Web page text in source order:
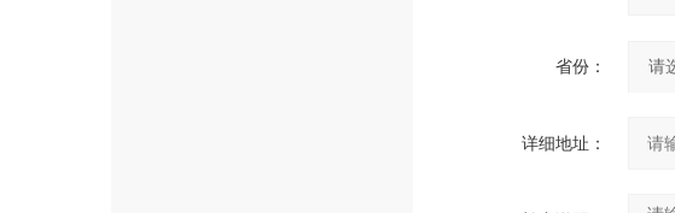
省份：
详细地址：